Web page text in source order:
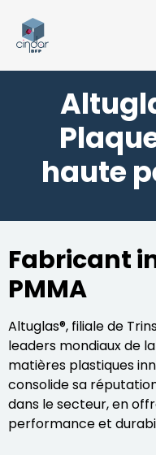
haute
Fabricant
PMMA
Altuglas®, filiale de
leaders mondiaux de
matières plastiques
consolide sa
dans le secteur, en
performance et